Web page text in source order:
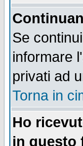
Se
informare
privati ad
Torna in
Ho
in questo